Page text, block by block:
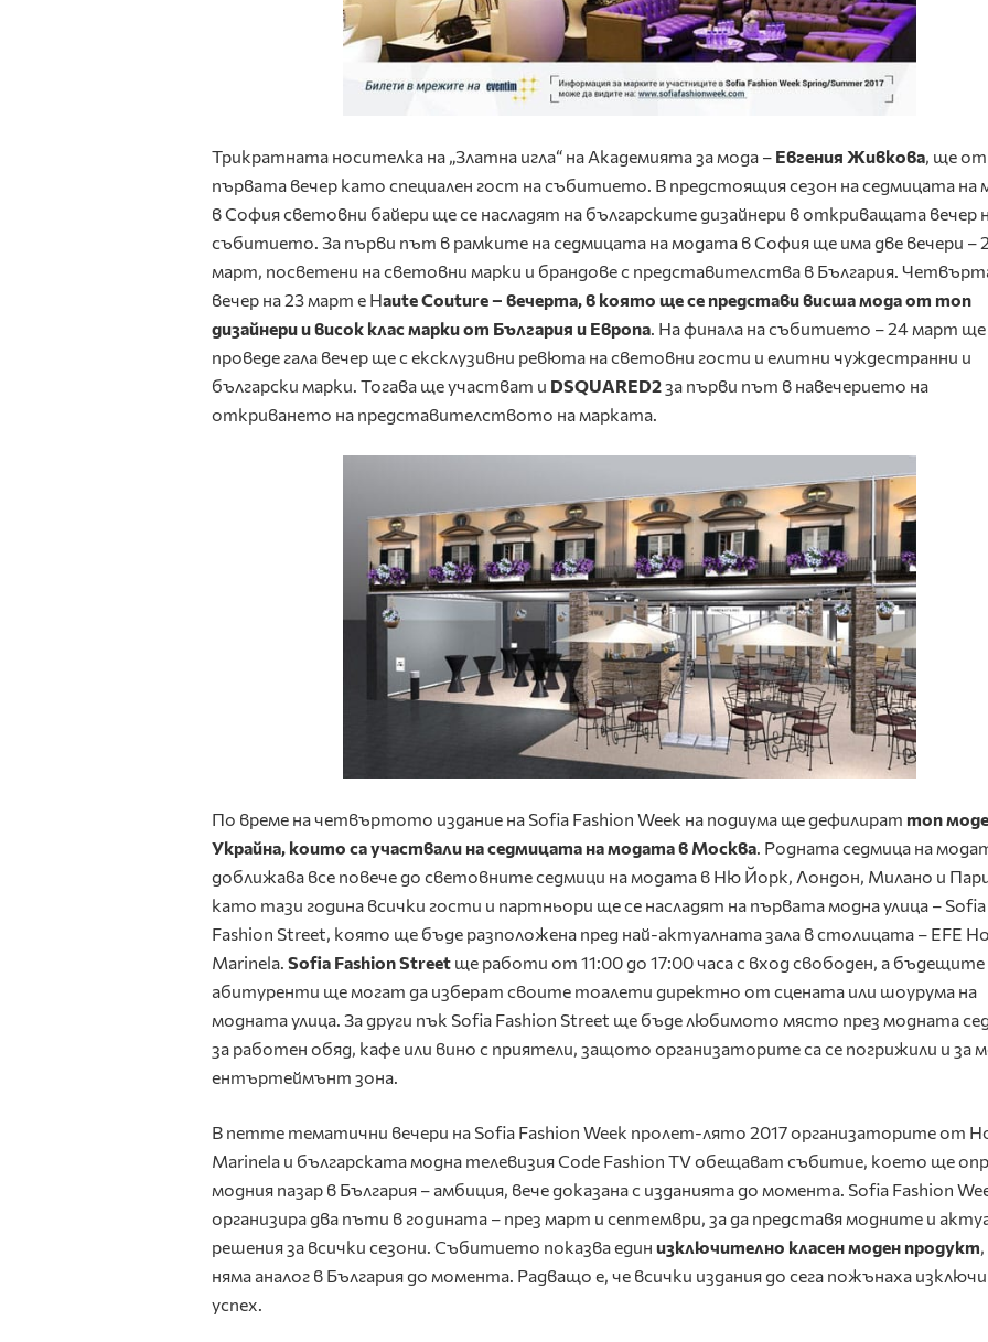
Трикратната носителка на „Златна игла“ на Академията за мода – Евгения Живкова, ще
първата вечер като специален гост на събитието. В предстоящия сезон на седмицата на
в София световни байери ще се насладят на българските дизайнери в откриващата вечер
събитието. За първи път в рамките на седмицата на модата в София ще има две вечери –
март, посветени на световни марки и брандове с представителства в България.
вечер на 23 март е Haute Couture – вечерта, в която ще се представи висша мода от топ
дизайнери и висок клас марки от България и Европа. На финала на събитието – 24 март ще
проведе гала вечер ще с ексклузивни ревюта на световни гости и елитни чуждестранни и
български марки. Тогава ще участват и DSQUARED2за първи път в навечерието на
откриването на представителството на марката.
По време на четвъртото издание на Sofia Fashion Week на подиума ще дефилират топ
Украйна, които са участвали на седмицата на модата в Москва. Родната седмица на
доближава все повече до световните седмици на модата в Ню Йорк, Лондон, Милано и
като тази година всички гости и партньори ще се насладят на първата модна улица – Sofia
Fashion Street, която ще бъде разположена пред най-актуалната зала в столицата – EFE
Marinela. Sofia Fashion Street ще работи от 11:00 до 17:00 часа с вход свободен, а бъдещите
абитуренти ще могат да изберат своите тоалети директно от сцената или шоурума на
модната улица. За други пък Sofia Fashion Street ще бъде любимото място през модната
за работен обяд, кафе или вино с приятели, защото организаторите са се погрижили и за
ентъртеймънт зона.
В петте тематични вечери на Sofia Fashion Week пролет-лято 2017 организаторите от
Marinela и българската модна телевизия Code Fashion TV обещават събитие, което ще
модния пазар в България – амбиция, вече доказана с изданията до момента. Sofia Fashion
организира два пъти в годината – през март и септември, за да представя модните и
решения за всички сезони. Събитието показва един изключително класен моден продукт
няма аналог в България до момента. Радващо е, че всички издания до сега пожънаха
успех.